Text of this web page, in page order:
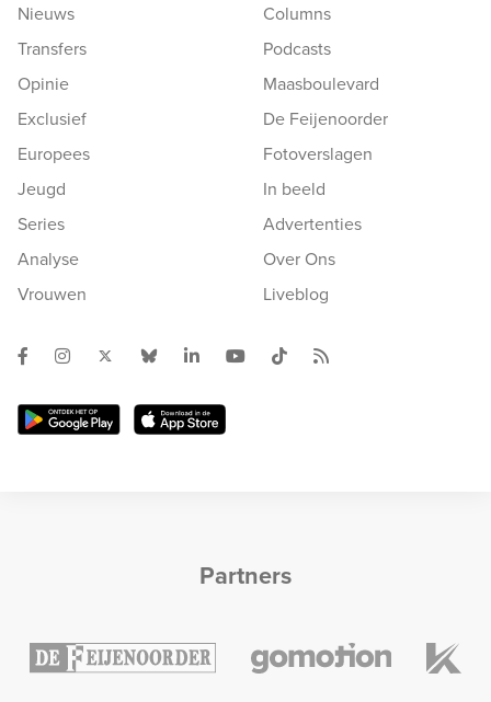
Nieuws
Transfers
Opinie
Exclusief
Europees
Jeugd
Series
Analyse
Vrouwen
Columns
Podcasts
Maasboulevard
De Feijenoorder
Fotoverslagen
In beeld
Advertenties
Over Ons
Liveblog
Partners